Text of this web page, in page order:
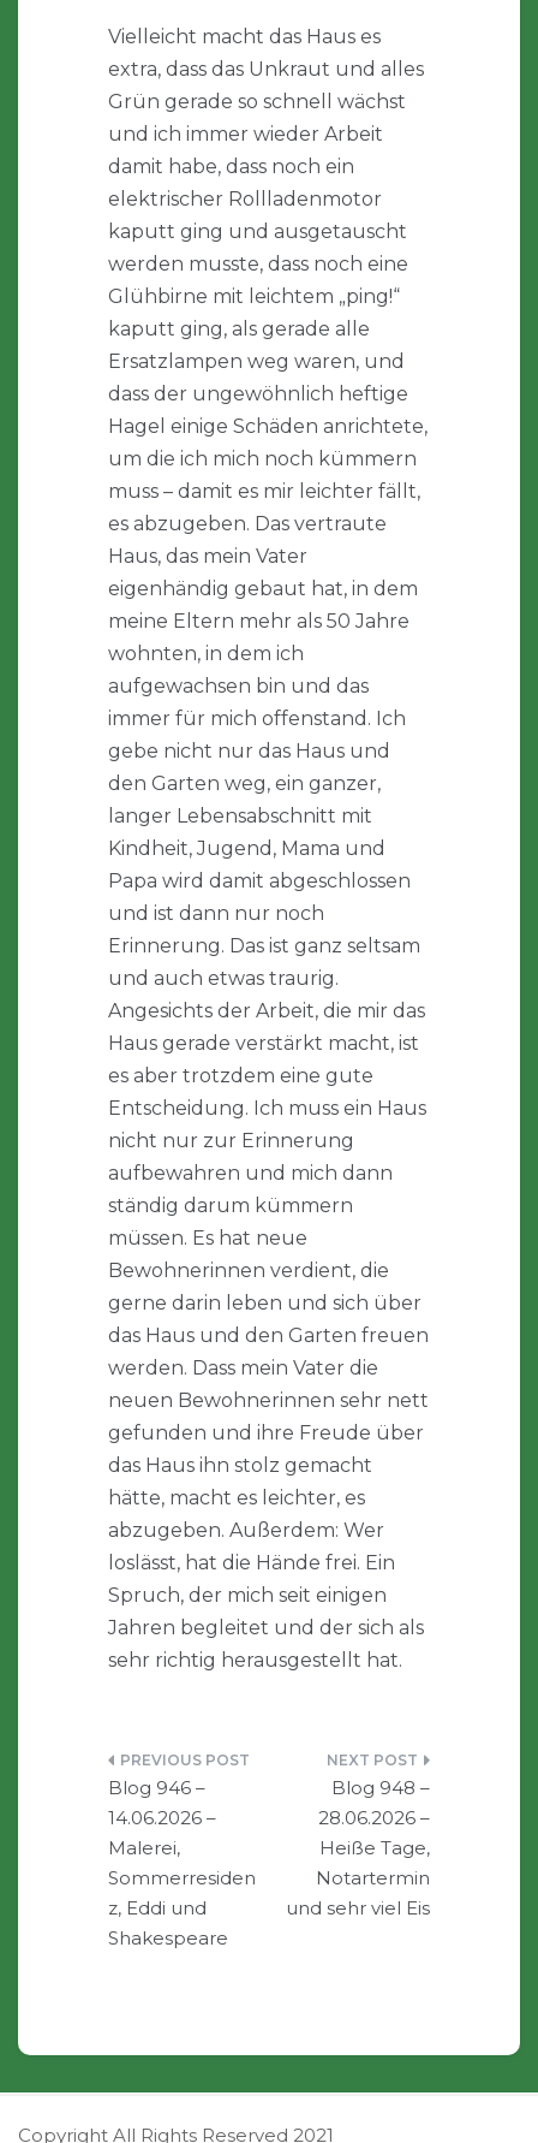
Vielleicht macht das Haus es
extra, dass das Unkraut und alles
Grün gerade so schnell wächst
und ich immer wieder Arbeit
damit habe, dass noch ein
elektrischer Rollladenmotor
kaputt ging und ausgetauscht
werden musste, dass noch eine
Glühbirne mit leichtem „ping!“
kaputt ging, als gerade alle
Ersatzlampen weg waren, und
dass der ungewöhnlich heftige
Hagel einige Schäden anrichtete,
um die ich mich noch kümmern
muss – damit es mir leichter fällt,
es abzugeben. Das vertraute
Haus, das mein Vater
eigenhändig gebaut hat, in dem
meine Eltern mehr als 50 Jahre
wohnten, in dem ich
aufgewachsen bin und das
immer für mich offenstand. Ich
gebe nicht nur das Haus und
den Garten weg, ein ganzer,
langer Lebensabschnitt mit
Kindheit, Jugend, Mama und
Papa wird damit abgeschlossen
und ist dann nur noch
Erinnerung. Das ist ganz seltsam
und auch etwas traurig.
Angesichts der Arbeit, die mir das
Haus gerade verstärkt macht, ist
es aber trotzdem eine gute
Entscheidung. Ich muss ein Haus
nicht nur zur Erinnerung
aufbewahren und mich dann
ständig darum kümmern
müssen. Es hat neue
Bewohnerinnen verdient, die
gerne darin leben und sich über
das Haus und den Garten freuen
werden. Dass mein Vater die
neuen Bewohnerinnen sehr nett
gefunden und ihre Freude über
das Haus ihn stolz gemacht
hätte, macht es leichter, es
abzugeben. Außerdem: Wer
loslässt, hat die Hände frei. Ein
Spruch, der mich seit einigen
Jahren begleitet und der sich als
sehr richtig herausgestellt hat.
Beitragsnavigation
Blog 946 –
14.06.2026 –
Malerei,
Sommerresiden
z, Eddi und
Shakespeare
Blog 948 –
28.06.2026 –
Heiße Tage,
Notartermin
und sehr viel Eis
Copyright All Rights Reserved 2021